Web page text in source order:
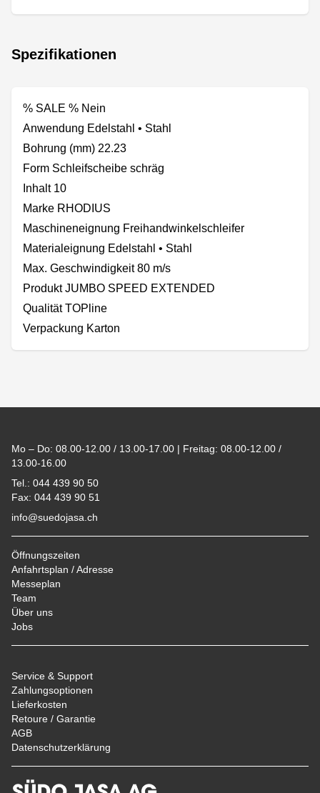
Spezifikationen
% SALE % Nein
Anwendung Edelstahl • Stahl
Bohrung (mm) 22.23
Form Schleifscheibe schräg
Inhalt 10
Marke RHODIUS
Maschineneignung Freihandwinkelschleifer
Materialeignung Edelstahl • Stahl
Max. Geschwindigkeit 80 m/s
Produkt JUMBO SPEED EXTENDED
Qualität TOPline
Verpackung Karton
Mo – Do: 08.00-12.00 / 13.00-17.00 | Freitag: 08.00-12.00 /
13.00-16.00
Tel.: 044 439 90 50
Fax: 044 439 90 51
info@suedojasa.ch
Öffnungszeiten
Anfahrtsplan / Adresse
Messeplan
Team
Über uns
Jobs
Service & Support
Zahlungsoptionen
Lieferkosten
Retoure / Garantie
AGB
Datenschutzerklärung